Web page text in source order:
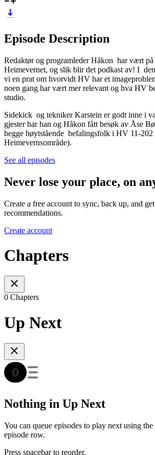
Episode Description
Redaktør og programleder Håkon har vært på
Heimevernet, og slik blir det podkast av! I
vi en prat om hvorvidt HV har et
noen gang har vært mer relevant og hva HV
studio.
Sidekick og tekniker Karstein er godt inne i
gjester har han og Håkon fått besøk av Åse
begge høytstående befalingsfolk i HV 11-
Heimevernsområde).
See all episodes
Never lose your place, on
Create a free account to sync, back up, and
recommendations.
Create account
Chapters
0 Chapters
Up Next
Nothing in Up Next
You can queue episodes to play next using
episode row.
Press spacebar to reorder.